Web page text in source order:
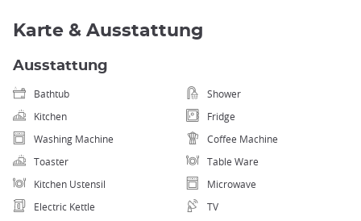
Karte & Ausstattung
Ausstattung
Bathtub
Shower
Kitchen
Fridge
Washing Machine
Coffee Machine
Toaster
Table Ware
Kitchen Ustensil
Microwave
Electric Kettle
TV